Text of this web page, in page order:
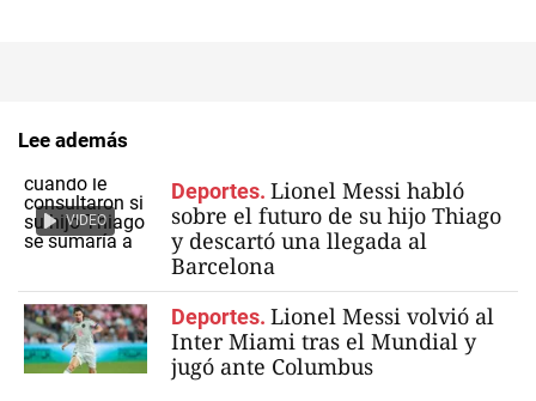
Lee además
VIDEO
Deportes. Lionel Messi habló
sobre el futuro de su hijo Thiago
y descartó una llegada al
Barcelona
Deportes. Lionel Messi volvió al
Inter Miami tras el Mundial y
jugó ante Columbus